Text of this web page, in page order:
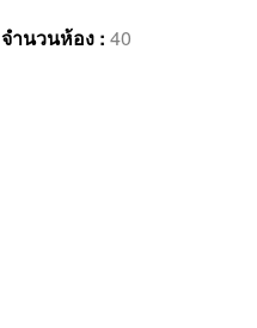
จำนวนห้อง : 40